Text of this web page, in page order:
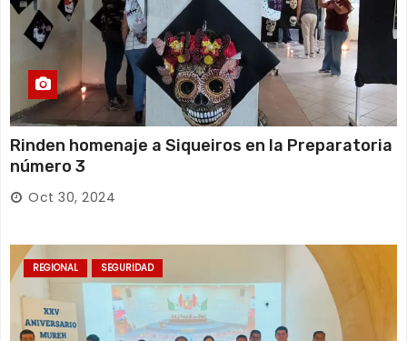
Rinden homenaje a Siqueiros en la Preparatoria
número 3
Oct 30, 2024
REGIONAL SEGURIDAD